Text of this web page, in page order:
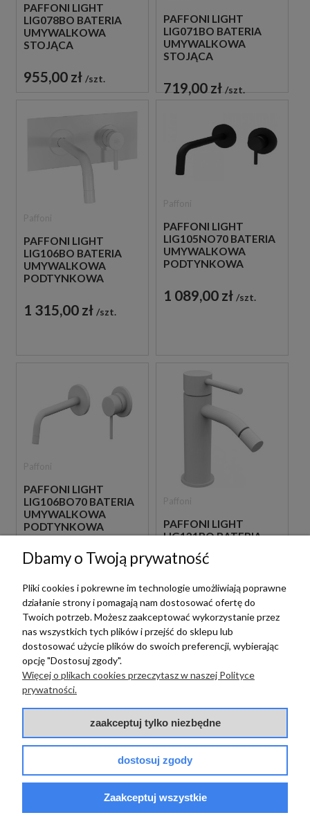
PAFFONI LIGHT
LIG078BO BATERIA
UMYWALKOWA
STOJĄCA
BIAŁA
955,00 zł szt.
PAFFONI LIGHT
LIG071BO BATERIA
UMYWALKOWA
STOJĄCA
BIAŁA
719,00 zł szt.
PAFFONI LIGHT
LIG106BO BATERIA
UMYWALKOWA
PODTYNKOWA
BIAŁA
1 315,00 zł szt.
PAFFONI LIGHT
LIG105NO70 BATERIA
UMYWALKOWA
PODTYNKOWA
CZARNA
1 089,00 zł szt.
PAFFONI LIGHT
LIG106BO70 BATERIA
UMYWALKOWA
PODTYNKOWA
JEDNOUCHWYTOWA
BIAŁA
1 089,00 zł szt.
PAFFONI LIGHT
LIG131BO BATERIA
JEDNOUCHWYTOWA
719,00 zł szt.
LIG105BO70 BATERIA
UMYWALKOWA
JEDNOUCHWYTOWA
BIAŁA
Paffoni
Dbamy o Twoją prywatność
Pliki cookies i pokrewne im technologie umożliwiają poprawne
działanie strony i pomagają nam dostosować ofertę do
Twoich potrzeb. Możesz zaakceptować wykorzystanie przez
nas wszystkich tych plików i przejść do sklepu lub
dostosować użycie plików do swoich preferencji, wybierając
opcję "Dostosuj zgody".
Więcej o plikach cookies przeczytasz w naszej Polityce
prywatności.
zaakceptuj tylko niezbędne
dostosuj zgody
Zaakceptuj wszystkie